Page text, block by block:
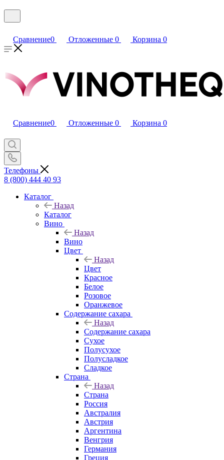
Сравнение0 Отложенные 0 Корзина 0
Сравнение0 Отложенные 0 Корзина 0
Телефоны
8 (800) 444 40 93
Каталог
Назад
Каталог
Вино
Назад
Вино
Цвет
Назад
Цвет
Красное
Белое
Розовое
Оранжевое
Содержание сахара
Назад
Содержание сахара
Сухое
Полусухое
Полусладкое
Сладкое
Страна
Назад
Страна
Россия
Австралия
Австрия
Аргентина
Венгрия
Германия
Греция